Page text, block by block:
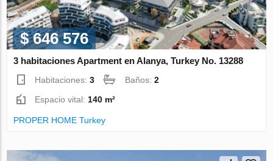
$ 646 576
3 habitaciones Apartment en Alanya, Turkey No. 13288
Habitaciones:3 Baños:2
Espacio vital:140 m²
PROPER HOME Turkey